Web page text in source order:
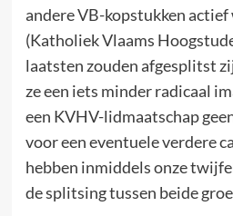
andere VB-kopstukken actief
(Katholiek Vlaams
laatsten zouden afgesplitst
ze een iets minder radicaal
een KVHV-lidmaatschap
voor een eventuele verdere
hebben inmiddels onze
de splitsing tussen beide